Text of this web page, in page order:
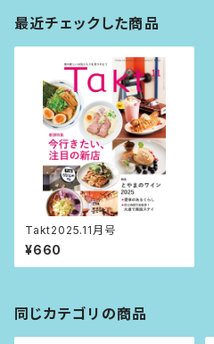
最近チェックした商品
Takt2025.11月号
¥660
同じカテゴリの商品